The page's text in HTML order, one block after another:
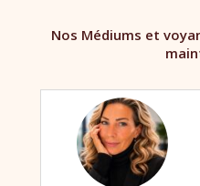
Nos Médiums et